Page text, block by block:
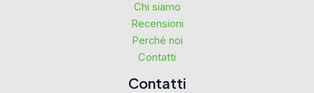
Chi siamo
Recensioni
Perché noi
Contatti
Contatti